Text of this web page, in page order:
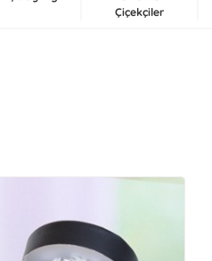
Çiçekçiler